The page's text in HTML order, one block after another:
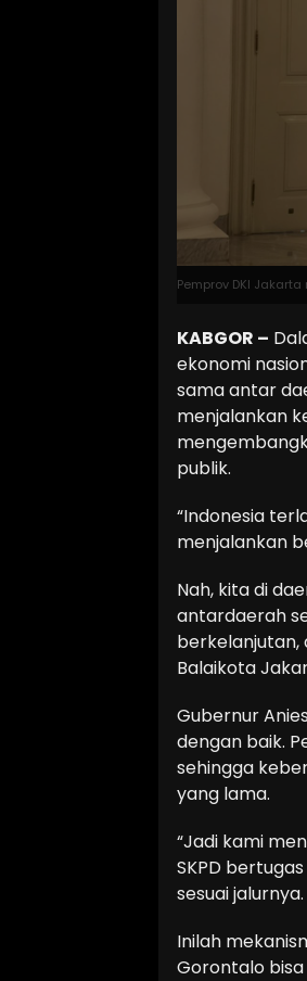
Pemprov DKI
KABGOR –
ekonomi
sama antar
menjalankan
publik.
“Indonesia
menjalankan
Nah, kita di
antardaerah
berkelanjutan,
Balaikota
Gubernur
dengan baik.
sehingga
yang lama.
“Jadi kami
SKPD
sesuai jalurnya.
Inilah
Gorontalo